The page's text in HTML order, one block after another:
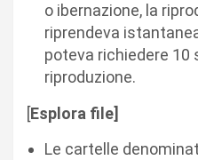
o ibernazione, la
riprendeva
poteva richiedere 10
riproduzione.
[Esplora file]
Le cartelle